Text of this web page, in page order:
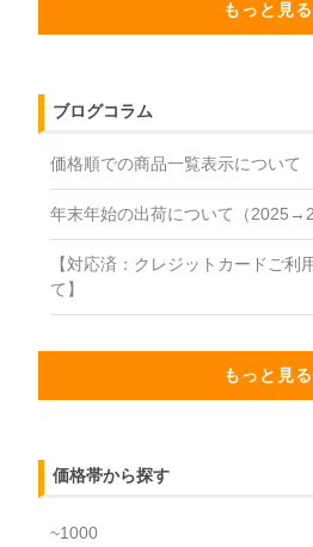
もっと見る
ブログコラム
価格順での商品一覧表示について
年末年始の出荷について（
【対応済：クレジットカードご利
て】
もっと見る
価格帯から探す
~1000